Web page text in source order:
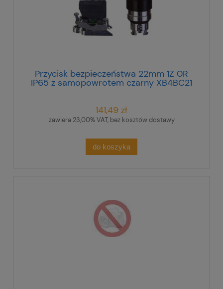
Przycisk bezpieczeństwa 22mm 1Z 0R
IP65 z samopowrotem czarny XB4BC21
141,49 zł
zawiera 23,00% VAT, bez kosztów dostawy
do koszyka